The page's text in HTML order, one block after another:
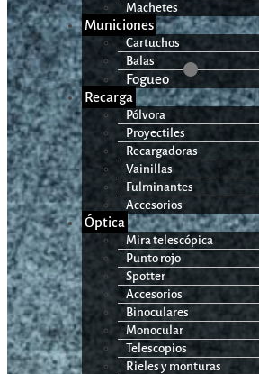
Machetes
Municiones
Cartuchos
Balas
Fogueo
Recarga
Pólvora
Proyectiles
Recargadoras
Vainillas
Fulminantes
Accesorios
Óptica
Mira telescópica
Punto rojo
Spotter
Accesorios
Binoculares
Monocular
Telescopios
Rieles y monturas